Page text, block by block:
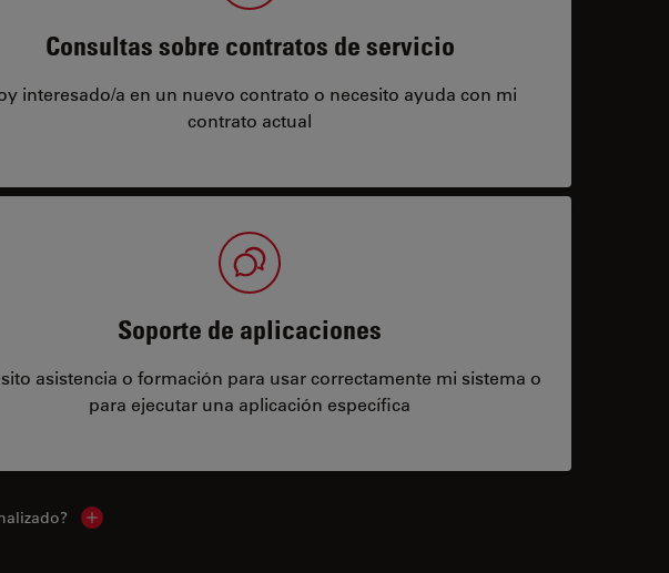
Consultas sobre contratos de servicio
interesado/a en un nuevo contrato o necesito ayuda con mi
contrato actual
Soporte de aplicaciones
asistencia o formación para usar correctamente mi sistema o
para ejecutar una aplicación específica
Show local contacts